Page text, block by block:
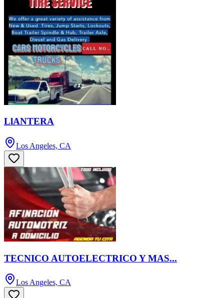
LlANTERA
Los Angeles, CA
TECNICO AUTOELECTRICO Y MAS...
Los Angeles, CA